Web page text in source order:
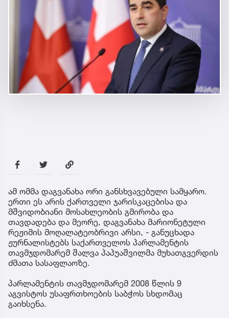
ამ ომმა დაგვანახა ორი განსხვავებული სამყარო.
ერთი ეს არის ქართველი ჯარისკაცებისა და
მშვიდობიანი მოსახლეობის გმირობა და
თავდადება და მეორე, დაგვანახა მარიონეტული
რეჟიმის მოღალატეობრივი არსი, - განუცხადა
ჟურნალისტებს საქართველოს პარლამენტის
თავმჯდომარემ შალვა პაპუაშვილმა მუხათგვერდის
ძმათა სასაფლაოზე.
პარლამენტის თავმჯდომარემ 2008 წლის 9
აგვისტოს უსაფრთხოების საბჭოს სხდომაც
გაიხსენა.